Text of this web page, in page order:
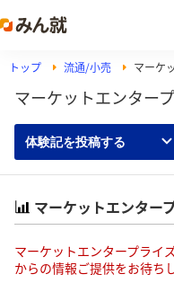
トップ 流通/小売 マーケ
マーケットエンター
体験記を投稿する
マーケットエンター
マーケットエンタープライ
からの情報ご提供をお待ち